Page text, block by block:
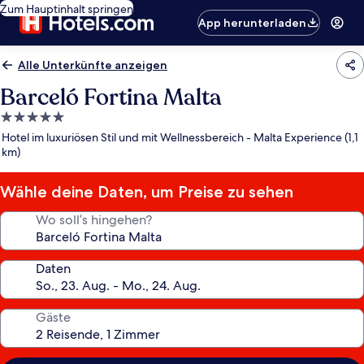
Zum Hauptinhalt springen
App herunterladen
Alle Unterkünfte anzeigen
Barceló Fortina Malta
5.0-
Sterne-
Unterkunft
Hotel im luxuriösen Stil und mit Wellnessbereich - Malta Experience (1,1
km)
Wähle deine Daten, um Preise zu sehen
Wo soll’s hingehen?
Daten
Gäste